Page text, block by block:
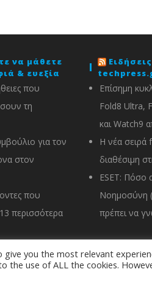
να μάθετε
& ευεξία
που
τη
για τον
στον
που
περισσότερα
Επίσημη
Fold8 Ultra,
και Watch9
Η νέα σειρά
διαθέσιμη
ESET: Πόσο
Νοημοσύνη
πρέπει να
you the most relevant
the use of ALL the cookies.